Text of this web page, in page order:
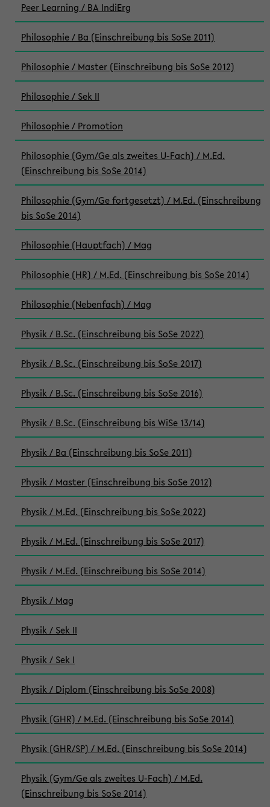
Peer Learning / BA IndiErg
Philosophie / Ba (Einschreibung bis SoSe 2011)
Philosophie / Master (Einschreibung bis SoSe 2012)
Philosophie / Sek II
Philosophie / Promotion
Philosophie (Gym/Ge als zweites U-Fach) / M.Ed.
(Einschreibung bis SoSe 2014)
Philosophie (Gym/Ge fortgesetzt) / M.Ed. (Einschreibung
bis SoSe 2014)
Philosophie (Hauptfach) / Mag
Philosophie (HR) / M.Ed. (Einschreibung bis SoSe 2014)
Philosophie (Nebenfach) / Mag
Physik / B.Sc. (Einschreibung bis SoSe 2022)
Physik / B.Sc. (Einschreibung bis SoSe 2017)
Physik / B.Sc. (Einschreibung bis SoSe 2016)
Physik / B.Sc. (Einschreibung bis WiSe 13/14)
Physik / Ba (Einschreibung bis SoSe 2011)
Physik / Master (Einschreibung bis SoSe 2012)
Physik / M.Ed. (Einschreibung bis SoSe 2022)
Physik / M.Ed. (Einschreibung bis SoSe 2017)
Physik / M.Ed. (Einschreibung bis SoSe 2014)
Physik / Mag
Physik / Sek II
Physik / Sek I
Physik / Diplom (Einschreibung bis SoSe 2008)
Physik (GHR) / M.Ed. (Einschreibung bis SoSe 2014)
Physik (GHR/SP) / M.Ed. (Einschreibung bis SoSe 2014)
Physik (Gym/Ge als zweites U-Fach) / M.Ed.
(Einschreibung bis SoSe 2014)